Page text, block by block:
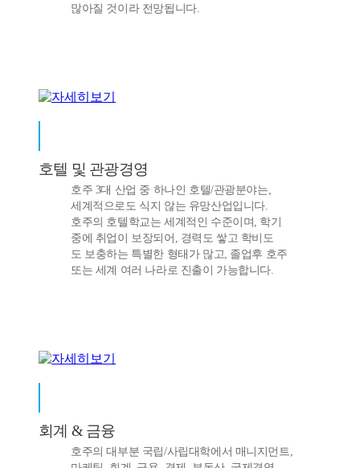
많아질 것이라 전망됩니다.
호텔 및 관광경영
호주 3대 산업 중 하나인 호텔/관광분야는,
세계적으로도 식지 않는 유망산업입니다.
호주의 호텔학교는 세계적인 수준이며, 학기
중에 취업이 보장되어, 경력도 쌓고 학비도
도 보충하는 특별한 형태가 많고, 졸업후 호주
또는 세계 여러 나라로 진출이 가능합니다.
회계 & 금융
호주의 대부분 국립/사립대학에서 매니지먼트,